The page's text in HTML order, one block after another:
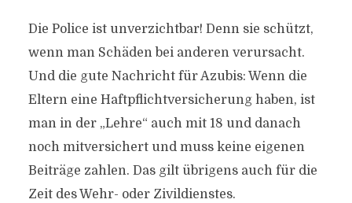
Die Police ist unverzichtbar! Denn sie schützt,
wenn man Schäden bei anderen verursacht.
Und die gute Nachricht für Azubis: Wenn die
Eltern eine Haftpflichtversicherung haben, ist
man in der „Lehre“ auch mit 18 und danach
noch mitversichert und muss keine eigenen
Beiträge zahlen. Das gilt übrigens auch für die
Zeit des Wehr- oder Zivildienstes.